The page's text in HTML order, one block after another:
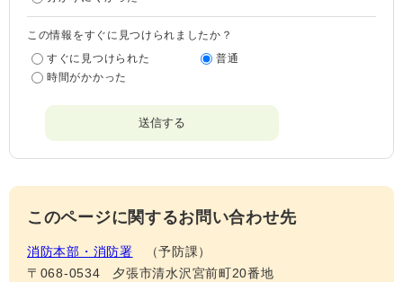
この情報をすぐに見つけられましたか？
すぐに見つけられた
普通
時間がかかった
このページに関するお問い合わせ先
消防本部・消防署
予防課
〒068-0534
夕張市清水沢宮前町20番地